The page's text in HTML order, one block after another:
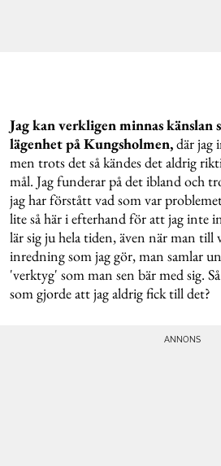
Jag kan verkligen minnas känslan
lägenhet på Kungsholmen,där jag
men trots det så kändes det aldrig
mål. Jag funderar på det ibland och
jag har förstått vad som var
lite så här i efterhand för att jag inte
lär sig ju hela tiden, även när man till
inredning som jag gör, man samlar
'verktyg' som man sen bär med sig.
som gjorde att jag aldrig fick till det?